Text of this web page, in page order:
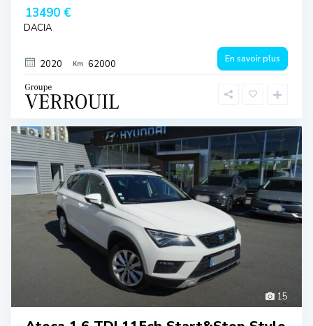
13490 €
DACIA
2020 62000 En savoir plus
15